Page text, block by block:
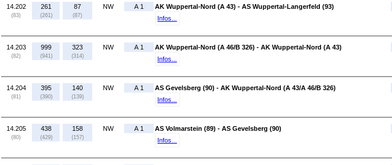
14.202
(83)
261
(261)
87
(87)
NW A 1
AK Wuppertal-Nord (A 43) - AS Wuppertal-Langerfeld (93)
Infos...
14.203
(82)
999
(941)
323
(314)
NW A 1
AK Wuppertal-Nord (A 46/B 326) - AK Wuppertal-Nord (A 43)
Infos...
14.204
(81)
395
(390)
140
(139)
NW A 1
AS Gevelsberg (90) - AK Wuppertal-Nord (A 43/A 46/B 326)
Infos...
14.205
(80)
438
(429)
158
(157)
NW A 1
AS Volmarstein (89) - AS Gevelsberg (90)
Infos...